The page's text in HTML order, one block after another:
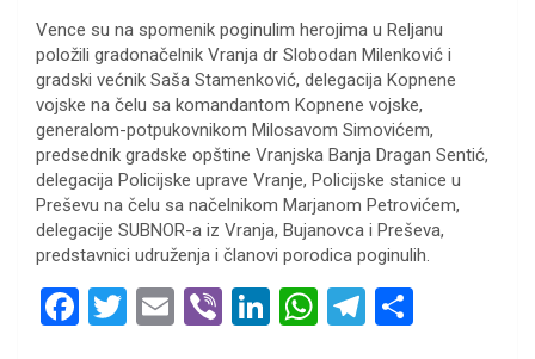
Vence su na spomenik poginulim herojima u Reljanu
položili gradonačelnik Vranja dr Slobodan Milenković i
gradski većnik Saša Stamenković, delegacija Kopnene
vojske na čelu sa komandantom Kopnene vojske,
generalom-potpukovnikom Milosavom Simovićem,
predsednik gradske opštine Vranjska Banja Dragan Sentić,
delegacija Policijske uprave Vranje, Policijske stanice u
Preševu na čelu sa načelnikom Marjanom Petrovićem,
delegacije SUBNOR-a iz Vranja, Bujanovca i Preševa,
predstavnici udruženja i članovi porodica poginulih.
F
T
E
Vi
Li
W
T